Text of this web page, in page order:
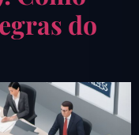
do